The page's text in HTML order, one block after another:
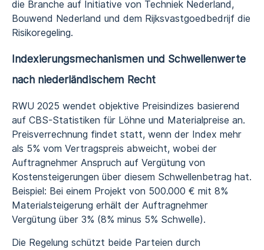
die Branche auf Initiative von Techniek Nederland,
Bouwend Nederland und dem Rijksvastgoedbedrijf die
Risikoregeling.
Indexierungsmechanismen und Schwellenwerte
nach niederländischem Recht
RWU 2025 wendet objektive Preisindizes basierend
auf CBS-Statistiken für Löhne und Materialpreise an.
Preisverrechnung findet statt, wenn der Index mehr
als 5% vom Vertragspreis abweicht, wobei der
Auftragnehmer Anspruch auf Vergütung von
Kostensteigerungen über diesem Schwellenbetrag hat.
Beispiel: Bei einem Projekt von 500.000 € mit 8%
Materialsteigerung erhält der Auftragnehmer
Vergütung über 3% (8% minus 5% Schwelle).
Die Regelung schützt beide Parteien durch